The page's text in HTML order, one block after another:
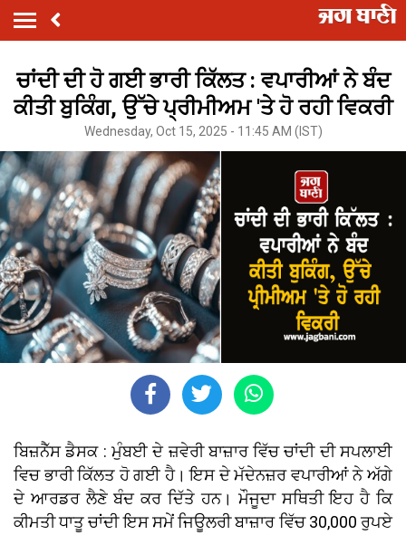
ਚਾਂਦੀ ਦੀ ਹੋ ਗਈ ਭਾਰੀ ਕਿੱਲਤ : ਵਪਾਰੀਆਂ ਨੇ ਬੰਦ
ਕੀਤੀ ਬੁਕਿੰਗ, ਉੱਚੇ ਪ੍ਰੀਮੀਅਮ 'ਤੇ ਹੋ ਰਹੀ ਵਿਕਰੀ
Wednesday, Oct 15, 2025 - 11:45 AM (IST)
ਬਿਜ਼ਨੈੱਸ ਡੈਸਕ : ਮੁੰਬਈ ਦੇ ਜ਼ਵੇਰੀ ਬਾਜ਼ਾਰ ਵਿੱਚ ਚਾਂਦੀ ਦੀ ਸਪਲਾਈ
ਵਿਚ ਭਾਰੀ ਕਿੱਲਤ ਹੋ ਗਈ ਹੈ। ਇਸ ਦੇ ਮੱਦੇਨਜ਼ਰ ਵਪਾਰੀਆਂ ਨੇ ਅੱਗੇ
ਦੇ ਆਰਡਰ ਲੈਣੇ ਬੰਦ ਕਰ ਦਿੱਤੇ ਹਨ। ਮੌਜੂਦਾ ਸਥਿਤੀ ਇਹ ਹੈ ਕਿ
ਕੀਮਤੀ ਧਾਤੂ ਚਾਂਦੀ ਇਸ ਸਮੇਂ ਜਿਊਲਰੀ ਬਾਜ਼ਾਰ ਵਿੱਚ 30,000 ਰੁਪਏ